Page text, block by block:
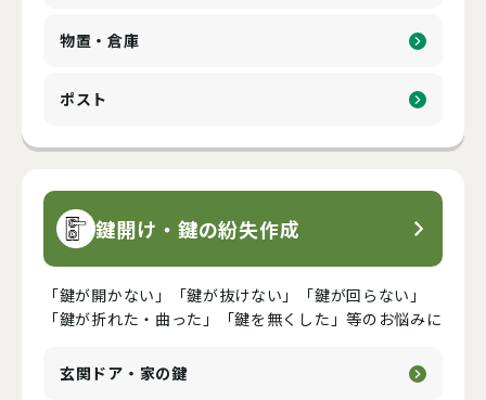
物置・倉庫
ポスト
鍵開け・鍵の紛失作成
「鍵が開かない」「鍵が抜けない」「鍵が回らない」
「鍵が折れた・曲った」「鍵を無くした」等のお悩みに
玄関ドア・家の鍵